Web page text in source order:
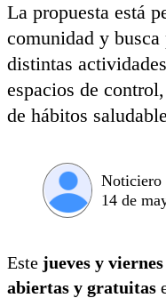
La propuesta está
comunidad y
distintas
espacios de
de hábitos
Noticiero
14 de
Este jueves y viernes
abiertas y gratuitas